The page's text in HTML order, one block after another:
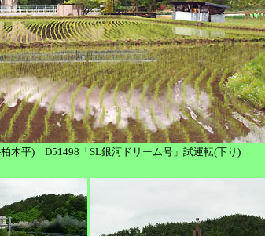
木平) D51498「SL銀河ドリーム号」試運転(下り)